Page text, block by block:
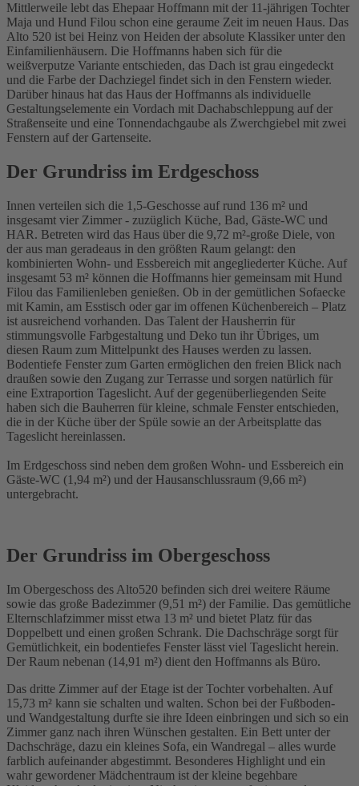
Mittlerweile lebt das Ehepaar Hoffmann mit der 11-jährigen Tochter
Maja und Hund Filou schon eine geraume Zeit im neuen Haus. Das
Alto 520 ist bei Heinz von Heiden der absolute Klassiker unter den
Einfamilienhäusern. Die Hoffmanns haben sich für die
weißverputze Variante entschieden, das Dach ist grau eingedeckt
und die Farbe der Dachziegel findet sich in den Fenstern wieder.
Darüber hinaus hat das Haus der Hoffmanns als individuelle
Gestaltungselemente ein Vordach mit Dachabschleppung auf der
Straßenseite und eine Tonnendachgaube als Zwerchgiebel mit zwei
Fenstern auf der Gartenseite.
Der Grundriss im Erdgeschoss
Innen verteilen sich die 1,5-Geschosse auf rund 136 m² und
insgesamt vier Zimmer - zuzüglich Küche, Bad, Gäste-WC und
HAR. Betreten wird das Haus über die 9,72 m²-große Diele, von
der aus man geradeaus in den größten Raum gelangt: den
kombinierten Wohn- und Essbereich mit angegliederter Küche. Auf
insgesamt 53 m² können die Hoffmanns hier gemeinsam mit Hund
Filou das Familienleben genießen. Ob in der gemütlichen Sofaecke
mit Kamin, am Esstisch oder gar im offenen Küchenbereich – Platz
ist ausreichend vorhanden. Das Talent der Hausherrin für
stimmungsvolle Farbgestaltung und Deko tun ihr Übriges, um
diesen Raum zum Mittelpunkt des Hauses werden zu lassen.
Bodentiefe Fenster zum Garten ermöglichen den freien Blick nach
draußen sowie den Zugang zur Terrasse und sorgen natürlich für
eine Extraportion Tageslicht. Auf der gegenüberliegenden Seite
haben sich die Bauherren für kleine, schmale Fenster entschieden,
die in der Küche über der Spüle sowie an der Arbeitsplatte das
Tageslicht hereinlassen.
Im Erdgeschoss sind neben dem großen Wohn- und Essbereich ein
Gäste-WC (1,94 m²) und der Hausanschlussraum (9,66 m²)
untergebracht.
Der Grundriss im Obergeschoss
Im Obergeschoss des Alto520 befinden sich drei weitere Räume
sowie das große Badezimmer (9,51 m²) der Familie. Das gemütliche
Elternschlafzimmer misst etwa 13 m² und bietet Platz für das
Doppelbett und einen großen Schrank. Die Dachschräge sorgt für
Gemütlichkeit, ein bodentiefes Fenster lässt viel Tageslicht herein.
Der Raum nebenan (14,91 m²) dient den Hoffmanns als Büro.
Das dritte Zimmer auf der Etage ist der Tochter vorbehalten. Auf
15,73 m² kann sie schalten und walten. Schon bei der Fußboden-
und Wandgestaltung durfte sie ihre Ideen einbringen und sich so ein
Zimmer ganz nach ihren Wünschen gestalten. Ein Bett unter der
Dachschräge, dazu ein kleines Sofa, ein Wandregal – alles wurde
farblich aufeinander abgestimmt. Besonderes Highlight und ein
wahr gewordener Mädchentraum ist der kleine begehbare